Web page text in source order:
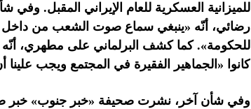
للميزانية العسكرية للعام الإيراني المقبل. وفي
رضائي، أنّه «ينبغي سماع صوت الشعب من داخل
للحكومة». كما كشف البرلماني على مطهري، أنّه
كانوا «الجماهير الفقيرة في المجتمع ويجب
وفي شأن آخر،